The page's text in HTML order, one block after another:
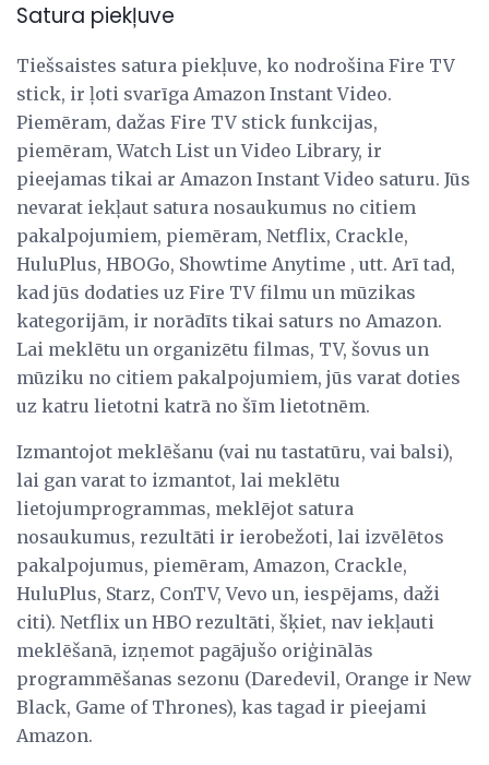
Satura piekļuve
Tiešsaistes satura piekļuve, ko nodrošina Fire TV
stick, ir ļoti svarīga Amazon Instant Video.
Piemēram, dažas Fire TV stick funkcijas,
piemēram, Watch List un Video Library, ir
pieejamas tikai ar Amazon Instant Video saturu. Jūs
nevarat iekļaut satura nosaukumus no citiem
pakalpojumiem, piemēram, Netflix, Crackle,
HuluPlus, HBOGo, Showtime Anytime , utt. Arī tad,
kad jūs dodaties uz Fire TV filmu un mūzikas
kategorijām, ir norādīts tikai saturs no Amazon.
Lai meklētu un organizētu filmas, TV, šovus un
mūziku no citiem pakalpojumiem, jūs varat doties
uz katru lietotni katrā no šīm lietotnēm.
Izmantojot meklēšanu (vai nu tastatūru, vai balsi),
lai gan varat to izmantot, lai meklētu
lietojumprogrammas, meklējot satura
nosaukumus, rezultāti ir ierobežoti, lai izvēlētos
pakalpojumus, piemēram, Amazon, Crackle,
HuluPlus, Starz, ConTV, Vevo un, iespējams, daži
citi). Netflix un HBO rezultāti, šķiet, nav iekļauti
meklēšanā, izņemot pagājušo oriģinālās
programmēšanas sezonu (Daredevil, Orange ir New
Black, Game of Thrones), kas tagad ir pieejami
Amazon.